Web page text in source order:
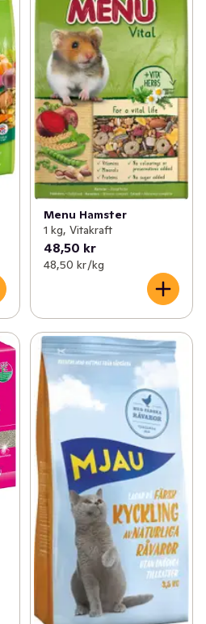
Menu Hamster
1 kg, Vitakraft
48,50 kr
48,50 kr /kg